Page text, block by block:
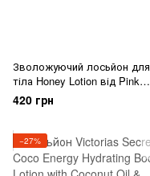
Зволожуючий лосьйон для
тіла Honey Lotion від Pink
Victoria's Secret 414 мл
420 грн
−27%